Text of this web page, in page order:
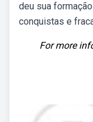
deu sua
conquistas e
For more